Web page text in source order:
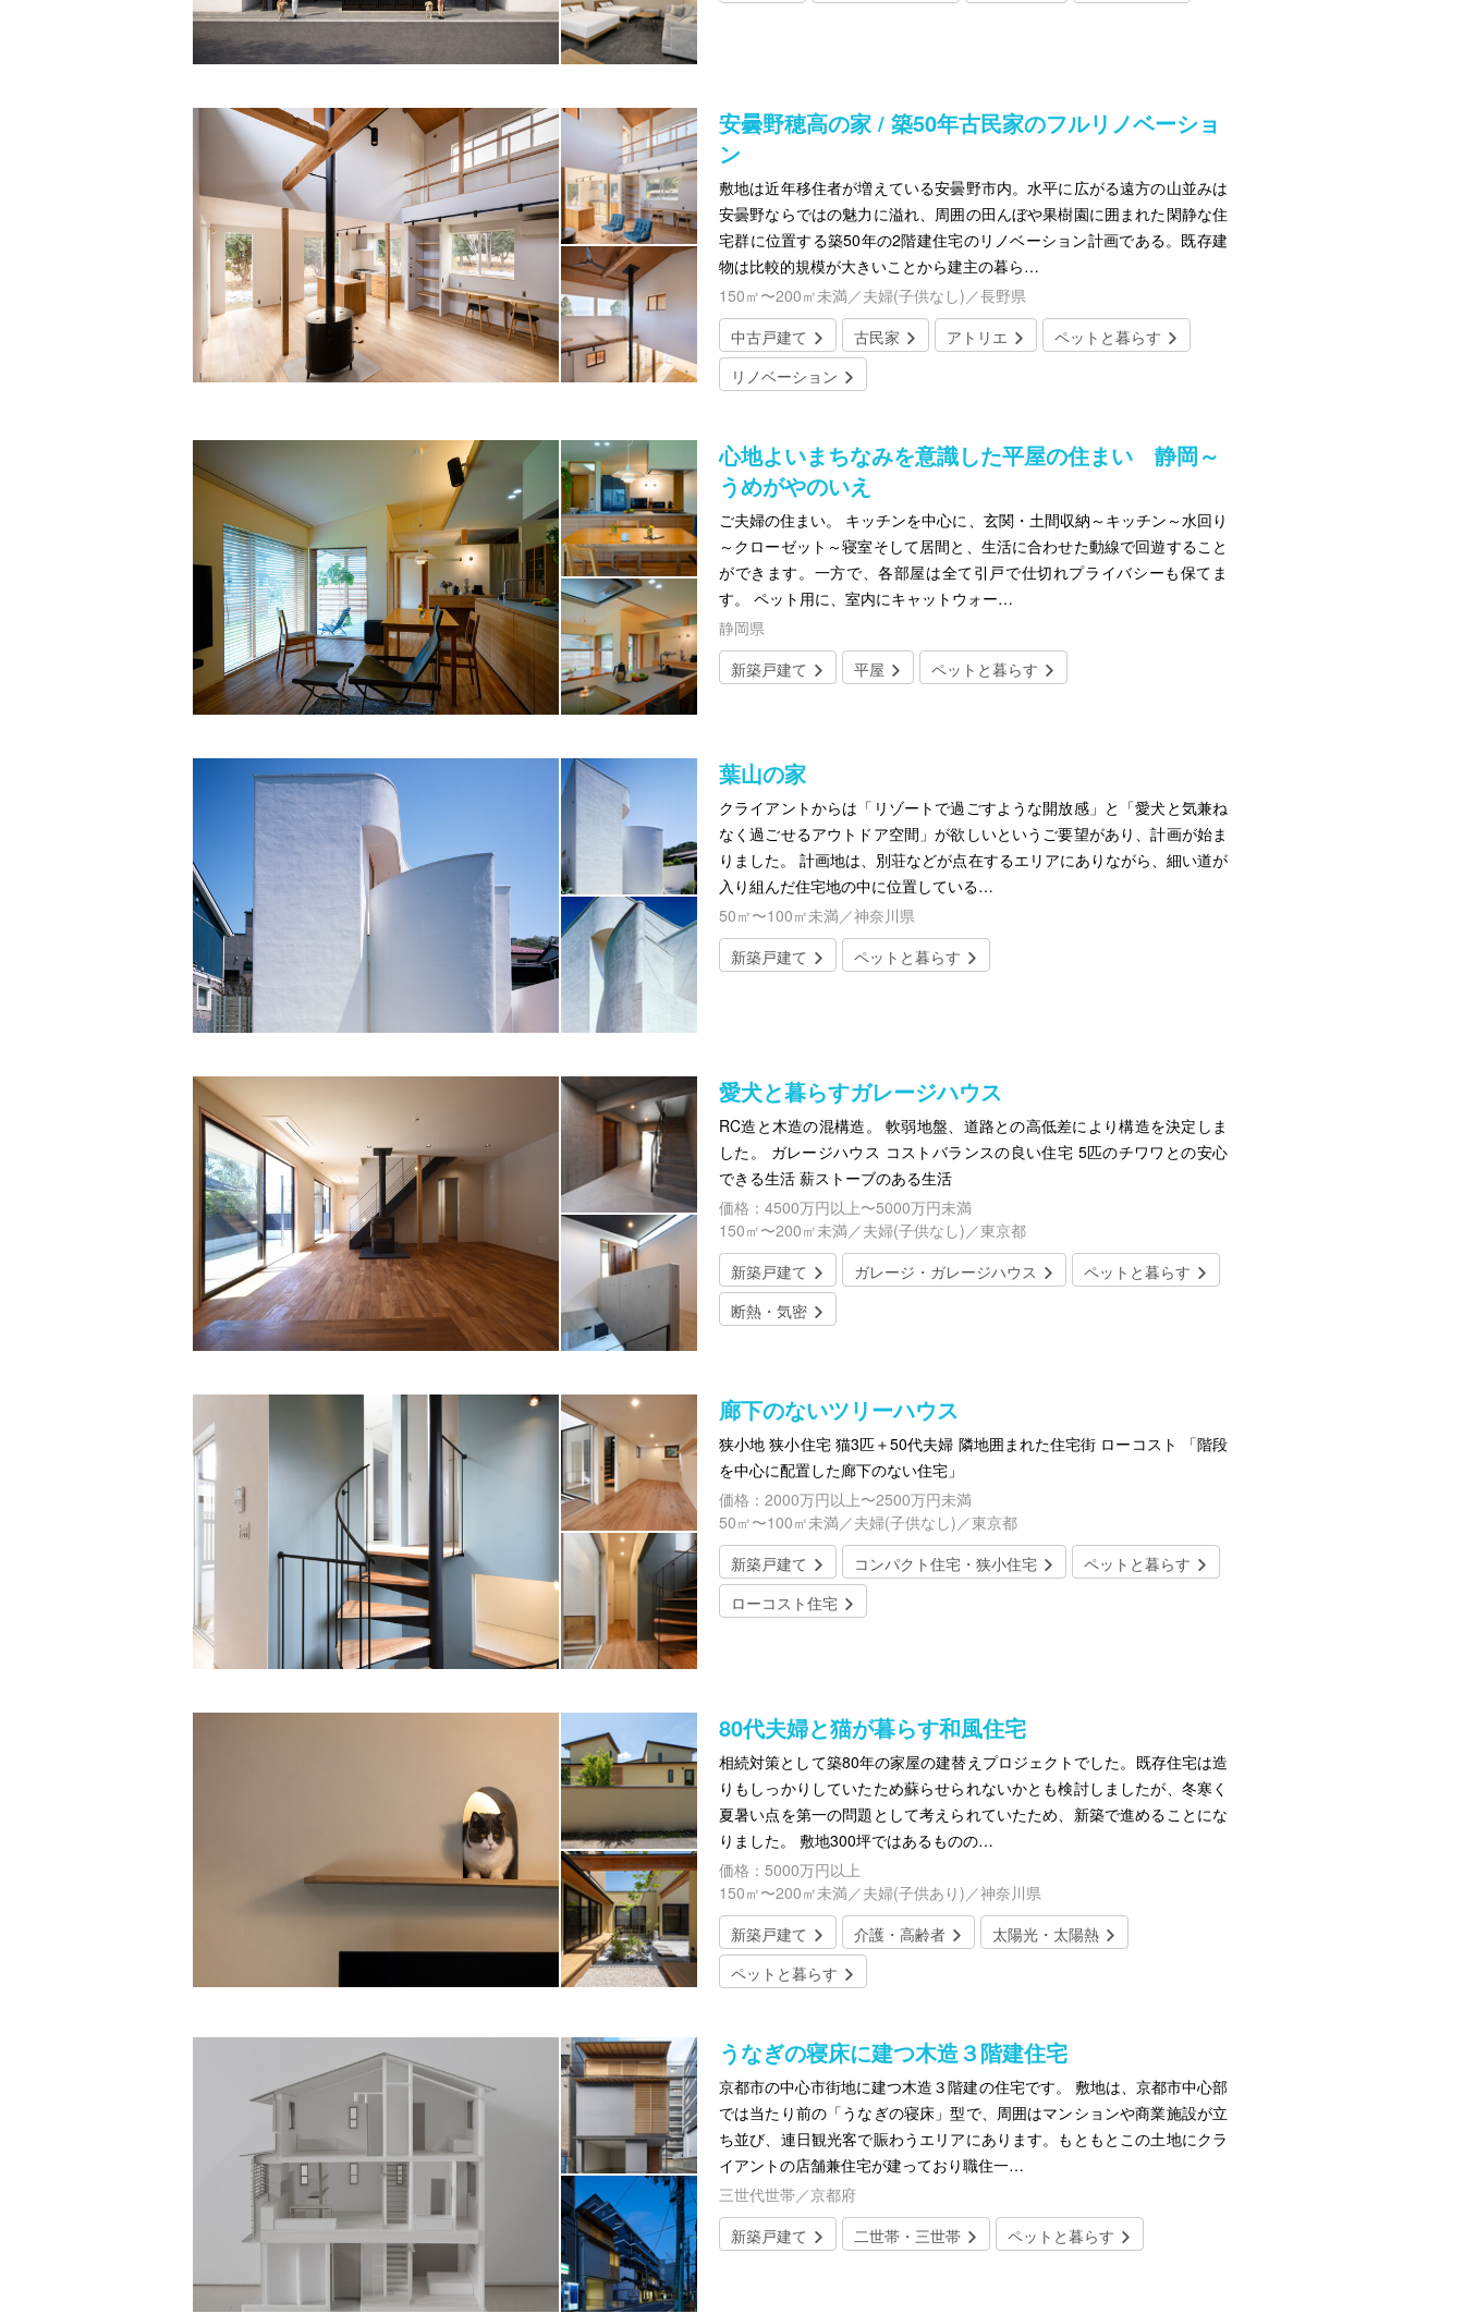
安曇野穂高の家 / 築50年古民家のフルリノベーショ
ン
敷地は近年移住者が増えている安曇野市内。水平に広がる遠方の山並みは
安曇野ならではの魅力に溢れ、周囲の田んぼや果樹園に囲まれた閑静な住
宅群に位置する築50年の2階建住宅のリノベーション計画である。既存建
物は比較的規模が大きいことから建主の暮ら…
150㎡〜200㎡未満／夫婦(子供なし)／長野県
中古戸建て
古民家 アトリエ
ペットと暮らす
リノベーション
心地よいまちなみを意識した平屋の住まい 静岡～
うめがやのいえ
ご夫婦の住まい。 キッチンを中心に、玄関・土間収納～キッチン～水回り
～クローゼット～寝室そして居間と、生活に合わせた動線で回遊すること
ができます。一方で、各部屋は全て引戸で仕切れプライバシーも保てま
す。 ペット用に、室内にキャットウォー…
静岡県
新築戸建て
平屋 ペットと暮らす
葉山の家
クライアントからは「リゾートで過ごすような開放感」と「愛犬と気兼ね
なく過ごせるアウトドア空間」が欲しいというご要望があり、計画が始ま
りました。 計画地は、別荘などが点在するエリアにありながら、細い道が
入り組んだ住宅地の中に位置している…
50㎡〜100㎡未満／神奈川県
新築戸建て
ペットと暮らす
愛犬と暮らすガレージハウス
RC造と木造の混構造。 軟弱地盤、道路との高低差により構造を決定しま
した。 ガレージハウス コストバランスの良い住宅 5匹のチワワとの安心
できる生活 薪ストーブのある生活
価格：4500万円以上〜5000万円未満
150㎡〜200㎡未満／夫婦(子供なし)／東京都
新築戸建て
ガレージ・ガレージハウス
ペットと暮らす
断熱・気密
廊下のないツリーハウス
狭小地 狭小住宅 猫3匹＋50代夫婦 隣地囲まれた住宅街 ローコスト 「階段
を中心に配置した廊下のない住宅」
価格：2000万円以上〜2500万円未満
50㎡〜100㎡未満／夫婦(子供なし)／東京都
新築戸建て
コンパクト住宅・狭小住宅
ペットと暮らす
ローコスト住宅
80代夫婦と猫が暮らす和風住宅
相続対策として築80年の家屋の建替えプロジェクトでした。既存住宅は造
りもしっかりしていたため蘇らせられないかとも検討しましたが、冬寒く
夏暑い点を第一の問題として考えられていたため、新築で進めることにな
りました。 敷地300坪ではあるものの…
価格：5000万円以上
150㎡〜200㎡未満／夫婦(子供あり)／神奈川県
新築戸建て
介護・高齢者
太陽光・太陽熱
ペットと暮らす
うなぎの寝床に建つ木造３階建住宅
京都市の中心市街地に建つ木造３階建の住宅です。 敷地は、京都市中心部
では当たり前の「うなぎの寝床」型で、周囲はマンションや商業施設が立
ち並び、連日観光客で賑わうエリアにあります。もともとこの土地にクラ
イアントの店舗兼住宅が建っており職住一…
三世代世帯／京都府
新築戸建て
二世帯・三世帯 ペットと暮らす